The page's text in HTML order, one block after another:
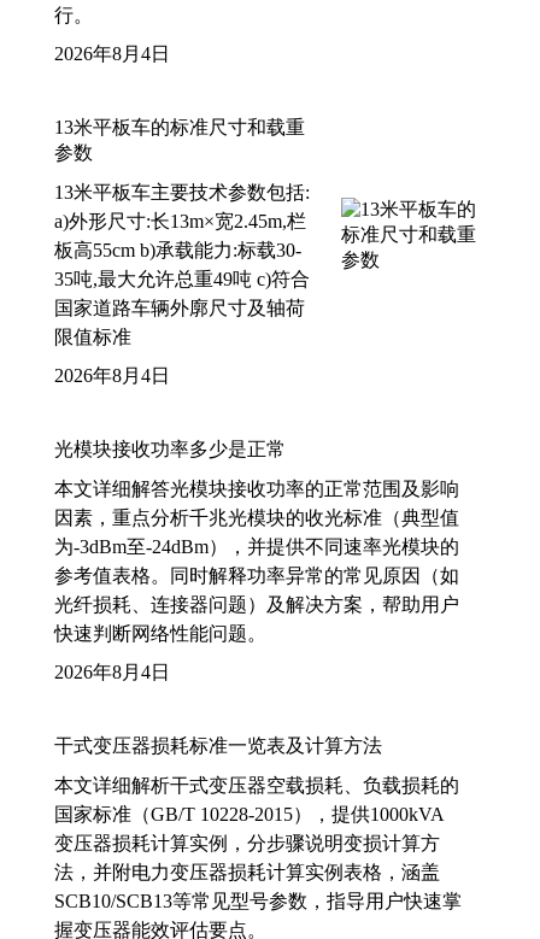
行。
2026年8月4日
13米平板车的标准尺寸和载重
参数
13米平板车主要技术参数包括:
a)外形尺寸:长13m×宽2.45m,栏
板高55cm b)承载能力:标载30-
35吨,最大允许总重49吨 c)符合
国家道路车辆外廓尺寸及轴荷
限值标准
2026年8月4日
光模块接收功率多少是正常
本文详细解答光模块接收功率的正常范围及影响
因素，重点分析千兆光模块的收光标准（典型值
为-3dBm至-24dBm），并提供不同速率光模块的
参考值表格。同时解释功率异常的常见原因（如
光纤损耗、连接器问题）及解决方案，帮助用户
快速判断网络性能问题。
2026年8月4日
干式变压器损耗标准一览表及计算方法
本文详细解析干式变压器空载损耗、负载损耗的
国家标准（GB/T 10228-2015），提供1000kVA
变压器损耗计算实例，分步骤说明变损计算方
法，并附电力变压器损耗计算实例表格，涵盖
SCB10/SCB13等常见型号参数，指导用户快速掌
握变压器能效评估要点。